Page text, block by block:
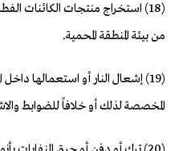
(18) استخراج منتجات الكائنات
من بيئة المنطقة المحمية.
(19) إشعال النار أو استعمالها داخل
المخصصة لذلك أو خلافاً للضوابط